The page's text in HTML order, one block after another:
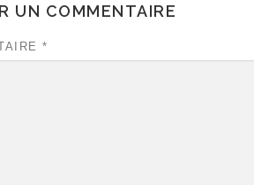
UN COMMENTAIRE
*